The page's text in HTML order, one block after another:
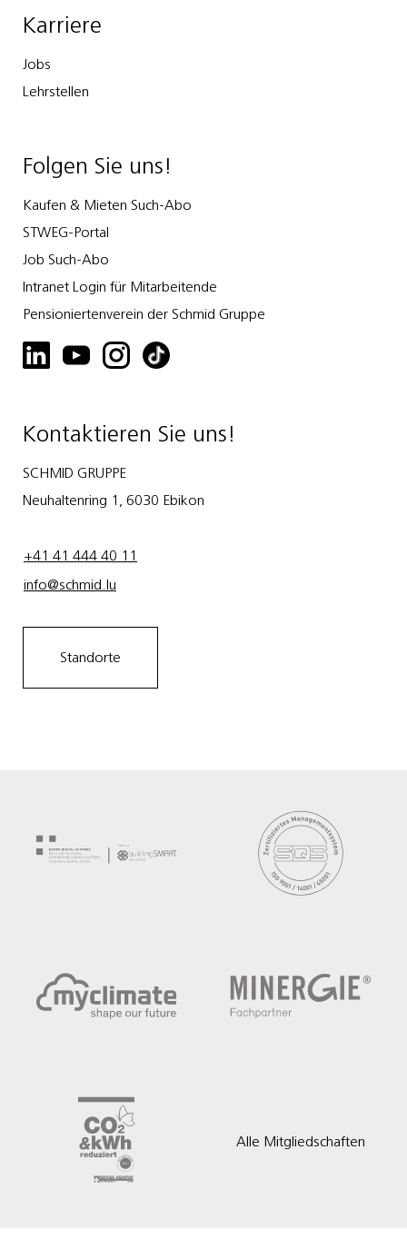
Karriere
Jobs
Lehrstellen
Folgen Sie uns!
Kaufen & Mieten Such-Abo
STWEG-Portal
Job Such-Abo
Intranet Login für Mitarbeitende
Pensioniertenverein der Schmid Gruppe
Kontaktieren Sie uns!
SCHMID GRUPPE
Neuhaltenring 1, 6030 Ebikon
+41 41 444 40 11
info@schmid.lu
Standorte
Alle Mitgliedschaften